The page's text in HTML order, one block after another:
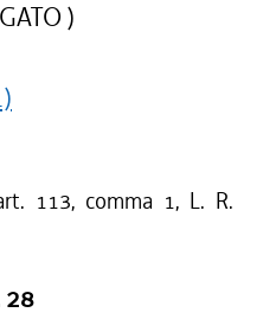
)
113, comma 1, L. R.
28